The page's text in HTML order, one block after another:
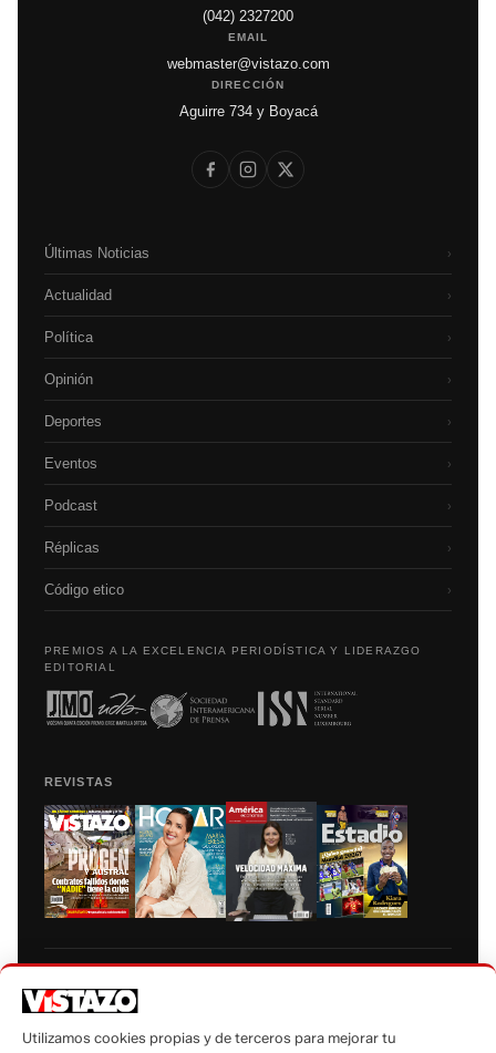
(042) 2327200
EMAIL
webmaster@vistazo.com
DIRECCIÓN
Aguirre 734 y Boyacá
Últimas Noticias ›
Actualidad ›
Política ›
Opinión ›
Deportes ›
Eventos ›
Podcast ›
Réplicas ›
Código etico ›
PREMIOS A LA EXCELENCIA PERIODÍSTICA Y LIDERAZGO
EDITORIAL
REVISTAS
autorización escrita de su titular, de todos los contenidos de Vistazo.com.
Utilizamos cookies propias y de terceros para mejorar tu